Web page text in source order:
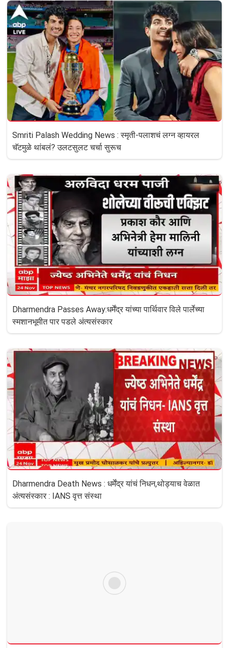
Smriti Palash Wedding News : स्मृती-पलाशचं लग्न व्हायरल
चॅटमुळे थांबलं? उलटसुलट चर्चा सुरूच
Dharmendra Passes Away:धर्मेंद्र यांच्या पार्थिवार विले पार्लेच्या
स्मशानभूमीत पार पडले अंत्यसंस्कार
Dharmendra Death News : धर्मेंद्र यांचं निधन,थोड्याच वेळात
अंत्यसंस्कार : IANS वृत्त संस्था